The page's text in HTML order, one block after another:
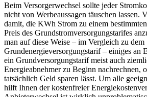
Beim Versorgerwechsel sollte jeder
nicht von Werbeaussagen täuschen lassen.
damit, die KWh Strom zu einem
Preis des Grundstromversorgungstarifes
man auf diese Weise – im Vergleich zu dem
Grundenergieversorgungstarif – einiges an
ein Grundversorgungstarif meist auch
Energieabnehmer zu Beginn nachrechnen,
tatsächlich Geld sparen lässt. Um alle
hilft Ihnen der kostenfreier